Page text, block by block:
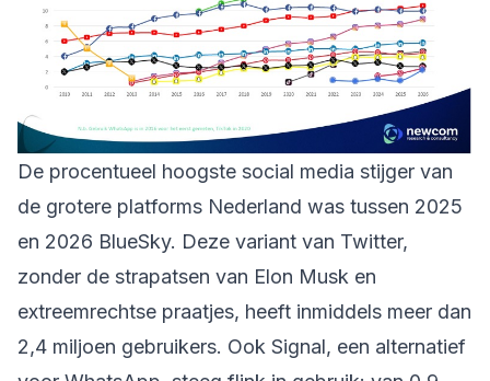
De procentueel hoogste social media stijger van
de grotere platforms Nederland was tussen 2025
en 2026 BlueSky. Deze variant van Twitter,
zonder de strapatsen van Elon Musk en
extreemrechtse praatjes, heeft inmiddels meer dan
2,4 miljoen gebruikers. Ook Signal, een alternatief